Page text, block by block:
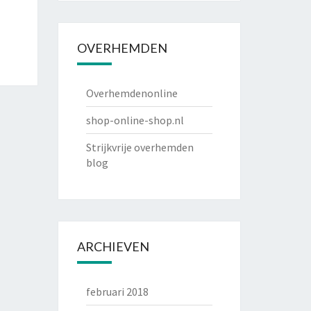
OVERHEMDEN
Overhemdenonline
shop-online-shop.nl
Strijkvrije overhemden
blog
ARCHIEVEN
februari 2018